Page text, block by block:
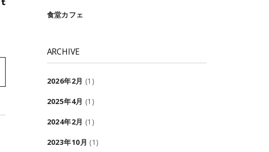
食堂カフェ
ARCHIVE
2026年2月 (1)
2025年4月 (1)
2024年2月 (1)
2023年10月 (1)